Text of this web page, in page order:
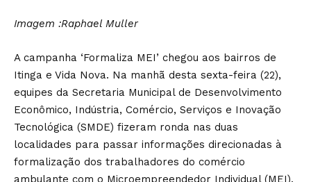
Imagem :Raphael Muller
A campanha ‘Formaliza MEI’ chegou aos bairros de
Itinga e Vida Nova. Na manhã desta sexta-feira (22),
equipes da Secretaria Municipal de Desenvolvimento
Econômico, Indústria, Comércio, Serviços e Inovação
Tecnológica (SMDE) fizeram ronda nas duas
localidades para passar informações direcionadas à
formalização dos trabalhadores do comércio
ambulante com o Microempreendedor Individual (MEI).